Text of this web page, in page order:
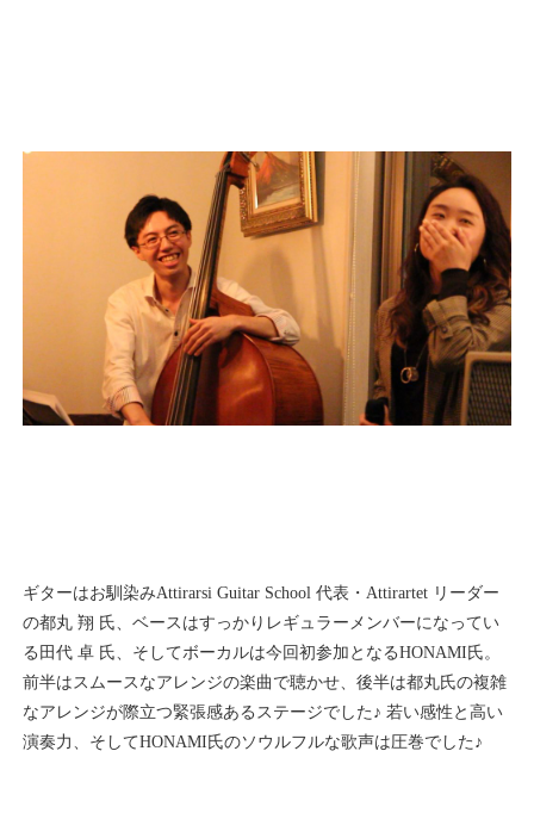
ギターはお馴染みAttirarsi Guitar School 代表・Attirartet リーダー
の都丸 翔 氏、ベースはすっかりレギュラーメンバーになってい
る田代 卓 氏、そしてボーカルは今回初参加となるHONAMI氏。
前半はスムースなアレンジの楽曲で聴かせ、後半は都丸氏の複雑
なアレンジが際立つ緊張感あるステージでした♪ 若い感性と高い
演奏力、そしてHONAMI氏のソウルフルな歌声は圧巻でした♪